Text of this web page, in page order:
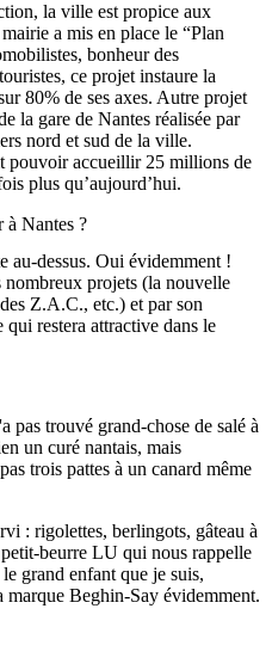
la ville est propice aux
a mis en place le “Plan
bonheur des
ce projet instaure la
80% de ses axes. Autre projet
la gare de Nantes réalisée par
nord et sud de la ville.
pouvoir accueillir 25 millions de
plus qu’aujourd’hui.
Nantes ?
au-dessus. Oui évidemment !
nombreux projets (la nouvelle
Z.A.C., etc.) et par son
restera attractive dans le
pas trouvé grand-chose de salé à
un curé nantais, mais
trois pattes à un canard même
: rigolettes, berlingots, gâteau à
beurre LU qui nous rappelle
grand enfant que je suis,
marque Beghin-Say évidemment.